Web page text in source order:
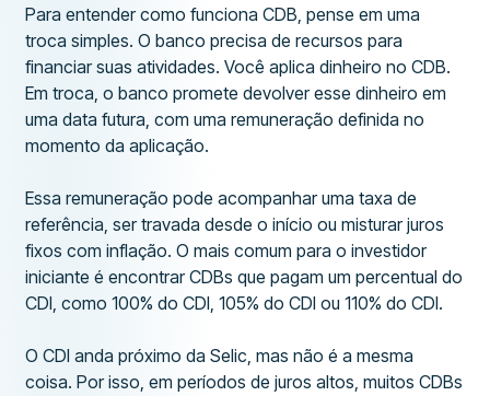
Para entender como funciona CDB, pense em uma
troca simples. O banco precisa de recursos para
financiar suas atividades. Você aplica dinheiro no CDB.
Em troca, o banco promete devolver esse dinheiro em
uma data futura, com uma remuneração definida no
momento da aplicação.
Essa remuneração pode acompanhar uma taxa de
referência, ser travada desde o início ou misturar juros
fixos com inflação. O mais comum para o investidor
iniciante é encontrar CDBs que pagam um percentual do
CDI, como 100% do CDI, 105% do CDI ou 110% do CDI.
O CDI anda próximo da Selic, mas não é a mesma
coisa. Por isso, em períodos de juros altos, muitos CDBs